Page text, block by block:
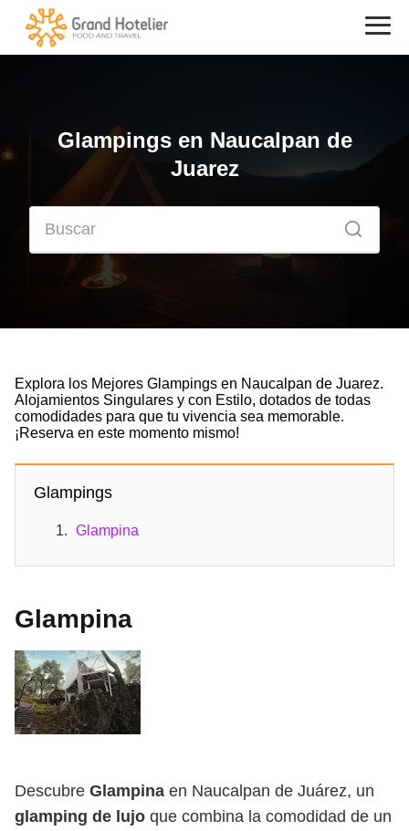
Glampings en Naucalpan de
Juarez
Explora los Mejores Glampings en Naucalpan de Juarez.
Alojamientos Singulares y con Estilo, dotados de todas
comodidades para que tu vivencia sea memorable.
¡Reserva en este momento mismo!
Glampings
Glampina
Glampina
Descubre Glampina en Naucalpan de Juárez, un
glamping de lujo que combina la comodidad de un